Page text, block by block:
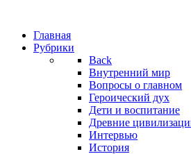
Главная
Рубрики
Back
Внутренний мир
Вопросы о главном
Героический дух
Дети и воспитание
Древние
Интервью
История